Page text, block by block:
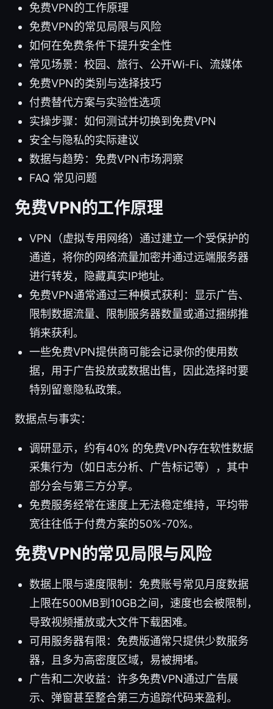
免费VPN的工作原理
免费VPN的常见局限与风险
如何在免费条件下提升安全性
常见场景：校园、旅行、公开Wi-Fi、流媒体
免费VPN的类别与选择技巧
付费替代方案与实验性选项
实操步骤：如何测试并切换到免费VPN
安全与隐私的实际建议
数据与趋势：免费VPN市场洞察
FAQ 常见问题
免费VPN的工作原理
VPN（虚拟专用网络）通过建立一个受保护的
通道，将你的网络流量加密并通过远端服务器
进行转发，隐藏真实IP地址。
免费VPN通常通过三种模式获利：显示广告、
限制数据流量、限制服务器数量或通过捆绑推
销来获利。
一些免费VPN提供商可能会记录你的使用数
据，用于广告投放或数据出售，因此选择时要
特别留意隐私政策。
数据点与事实：
调研显示，约有40% 的免费VPN存在软性数据
采集行为（如日志分析、广告标记等），其中
部分会与第三方分享。
免费服务经常在速度上无法稳定维持，平均带
宽往往低于付费方案的50%-70%。
免费VPN的常见局限与风险
数据上限与速度限制：免费账号常见月度数据
上限在500MB到10GB之间，速度也会被限制，
导致视频播放或大文件下载困难。
可用服务器有限：免费版通常只提供少数服务
器，且多为高密度区域，易被拥堵。
广告和二次收益：许多免费VPN通过广告展
示、弹窗甚至整合第三方追踪代码来盈利。